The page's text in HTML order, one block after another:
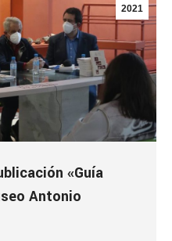
2021
«Guía
Antonio